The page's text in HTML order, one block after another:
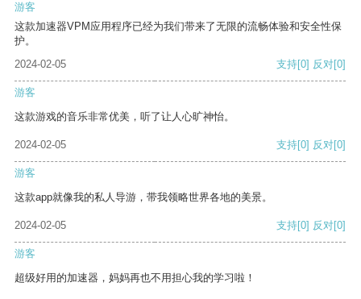
游客
这款加速器VPM应用程序已经为我们带来了无限的流畅体验和安全性保
护。
2024-02-05
支持[0] 反对[0]
游客
这款游戏的音乐非常优美，听了让人心旷神怡。
2024-02-05 支持[0] 反对[0]
游客
这款app就像我的私人导游，带我领略世界各地的美景。
2024-02-05 支持[0] 反对[0]
游客
超级好用的加速器，妈妈再也不用担心我的学习啦！